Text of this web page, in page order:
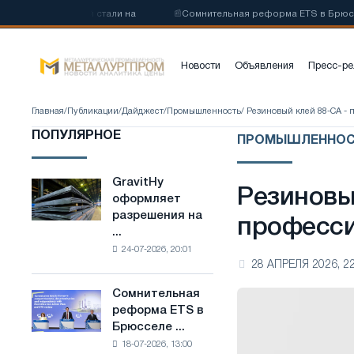
📰 Сомнительная реформа ETS в Брюсселе
Новости Объявления Пресс-
Главная/ Публикации/Дайджест/ Промышленность/ Резиновый клей 88-СА -
ПОПУЛЯРНОЕ
GravitHy
оформляет
разрешения
строительство
производству
низкоуглеродистой
GravitHy
оформляет
разрешения на
...
24-07-2026, 20:01
Сомнительная
реформа
ETS
Сомнительная
реформа ETS в
Брюсселе ...
18-07-2026, 13:00
28 АПРЕЛЯ 2026,